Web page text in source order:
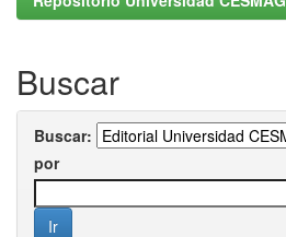
Buscar
Buscar:
por